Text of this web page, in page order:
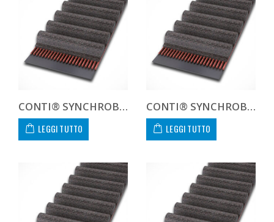
CONTI® SYNCHROBELT 600H300
LEGGI TUTTO
CONTI® SYNCHROBELT 630H300
LEGGI TUTTO